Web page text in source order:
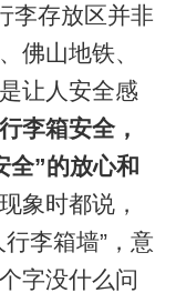
李存放区并非
佛山地铁、
让人安全感
李箱安全，
全”的放心和
象时都说，
李箱墙”，意
字没什么问